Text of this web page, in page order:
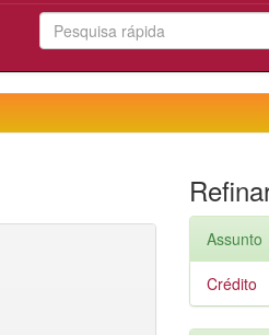
Assunto
Crédito